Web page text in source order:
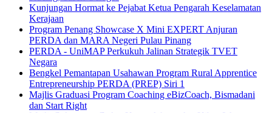
Kunjungan Hormat ke Pejabat Ketua Pengarah Keselamatan
Kerajaan
Program Penang Showcase X Mini EXPERT Anjuran
PERDA dan MARA Negeri Pulau Pinang
PERDA - UniMAP Perkukuh Jalinan Strategik TVET
Negara
Bengkel Pemantapan Usahawan Program Rural Apprentice
Entrepreneurship PERDA (PREP) Siri 1
Majlis Graduasi Program Coaching eBizCoach, Bismadani
dan Start Right